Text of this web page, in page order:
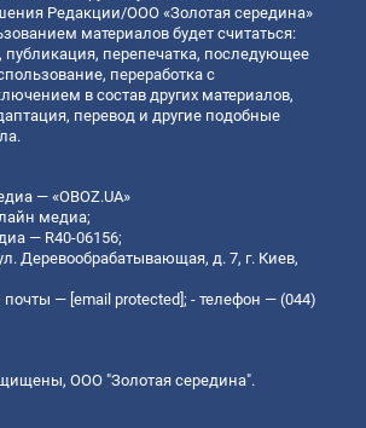
Редакции/ООО «Золотая середина»
материалов будет считаться:
перепечатка, последующее
переработка с
в состав других материалов,
перевод и другие подобные
— «OBOZ.UA»
медиа;
— R40-06156;
Деревообрабатывающая, д. 7, г. Киев,
почты — [email protected]; - телефон — (044)
ООО "Золотая середина".